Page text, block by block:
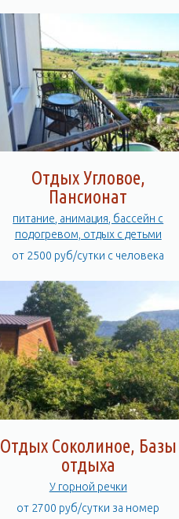
Отдых Угловое,
Пансионат
питание, анимация, бассейн с
подогревом, отдых с детьми
от 2500 руб/сутки с человека
Отдых Соколиное, Базы
отдыха
У горной речки
от 2700 руб/сутки за номер